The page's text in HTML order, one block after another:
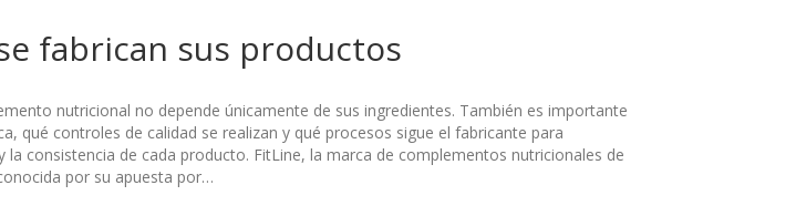
fabrican sus productos
nutricional no depende únicamente de sus ingredientes. También es importante
qué controles de calidad se realizan y qué procesos sigue el fabricante para
la consistencia de cada producto. FitLine, la marca de complementos nutricionales de
por su apuesta por…